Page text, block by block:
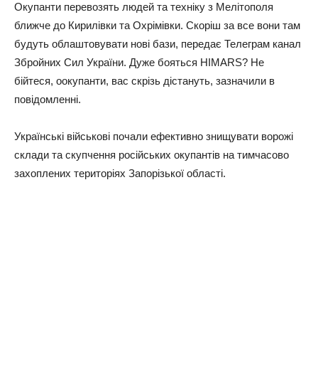
Окупанти перевозять людей та техніку з Мелітополя
ближче до Кирилівки та Охрімівки. Скоріш за все вони там
будуть облаштовувати нові бази, передає Телеграм канал
Збройних Сил України. Дуже бояться HIMARS? Не
бійтеся, оокупанти, вас скрізь дістануть, зазначили в
повідомленні.
Українські військові почали ефективно знищувати ворожі
склади та скупчення російських окупантів на тимчасово
захоплених територіях Запорізької області.